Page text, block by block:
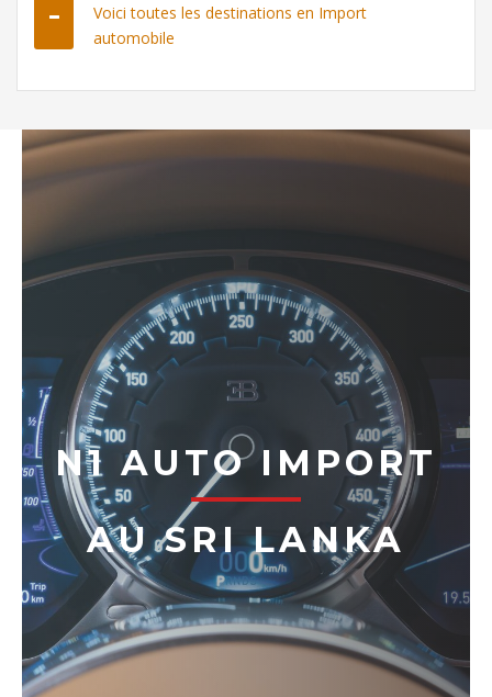
Voici toutes les destinations en Import
automobile
N1 AUTO IMPORT
AU SRI LANKA